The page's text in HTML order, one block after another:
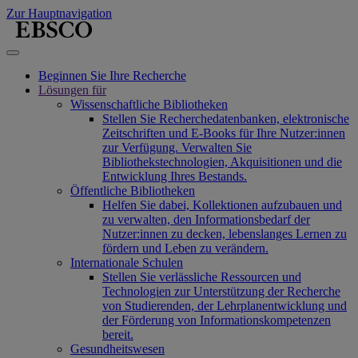
Zur Hauptnavigation
Beginnen Sie Ihre Recherche
Lösungen für
Wissenschaftliche Bibliotheken
Stellen Sie Recherchedatenbanken, elektronische
Zeitschriften und E-Books für Ihre Nutzer:innen
zur Verfügung. Verwalten Sie
Bibliothekstechnologien, Akquisitionen und die
Entwicklung Ihres Bestands.
Öffentliche Bibliotheken
Helfen Sie dabei, Kollektionen aufzubauen und
zu verwalten, den Informationsbedarf der
Nutzer:innen zu decken, lebenslanges Lernen zu
fördern und Leben zu verändern.
Internationale Schulen
Stellen Sie verlässliche Ressourcen und
Technologien zur Unterstützung der Recherche
von Studierenden, der Lehrplanentwicklung und
der Förderung von Informationskompetenzen
bereit.
Gesundheitswesen